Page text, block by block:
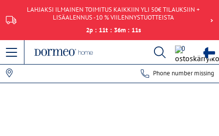
LAHJAKSI ILMAINEN TOIMITUS KAIKKIIN YLI 50€ TILAUKSIIN +
LISÄALENNUS -10 % VIILENNYSTUOTTEISTA
2p : 11t : 36m : 11s
0
Phone number missing